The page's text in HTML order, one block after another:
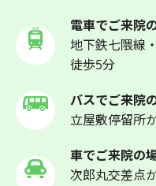
電車でご来院
地下鉄七隈線
徒歩5分
バスでご来院
立屋敷停留所
車でご来院の
次郎丸交差点